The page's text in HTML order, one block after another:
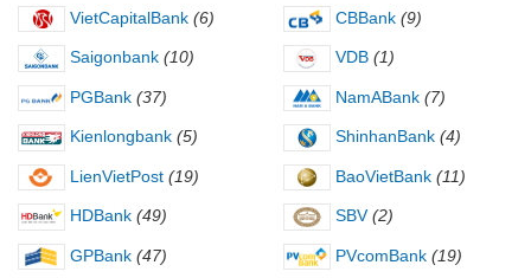
VietCapitalBank (6) CBBank (9)
Saigonbank (10) VDB (1)
PGBank (37) NamABank (7)
Kienlongbank (5) ShinhanBank (4)
LienVietPost (19) BaoVietBank (11)
HDBank (49) SBV (2)
GPBank (47) PVcomBank (19)